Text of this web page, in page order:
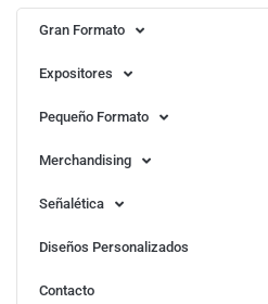
Gran Formato
Expositores
Pequeño Formato
Merchandising
Señalética
Diseños Personalizados
Contacto